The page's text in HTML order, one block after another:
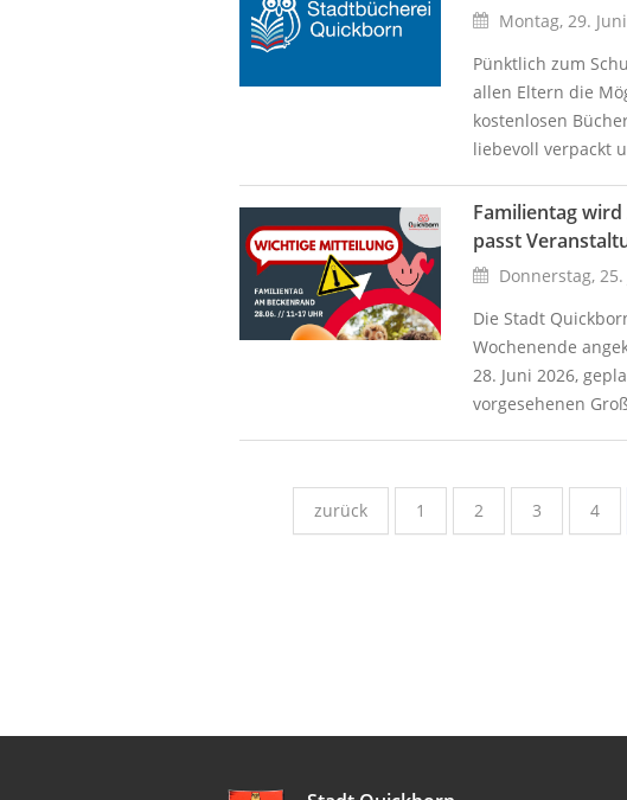
Montag, 29.
Pünktlich zum
allen Eltern die
kostenlosen
liebevoll verpackt
Familientag wird
passt
Donnerstag,
Die Stadt
Wochenende
28. Juni 2026,
vorgesehenen
zurück 1 2 3 4